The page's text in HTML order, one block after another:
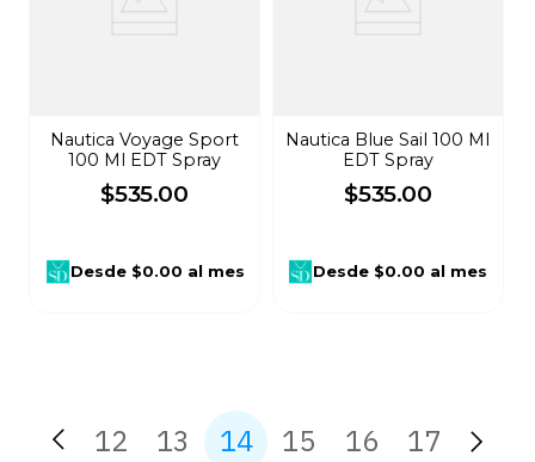
Nautica Voyage Sport
100 Ml EDT Spray
$535.00
Desde$0.00 al mes
Nautica Blue Sail 100 Ml
EDT Spray
$535.00
Desde $0.00 al mes
12 13 14 15 16 17